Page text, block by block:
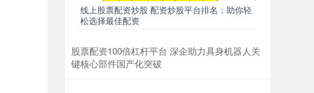
线上股票配资炒股 配资炒股平台排名：助你轻
松选择最佳配资
股票配资100倍杠杆平台 深企助力具身机器人关
键核心部件国产化突破